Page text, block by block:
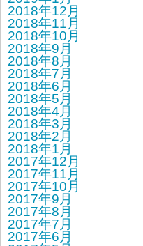
2018年12月
2018年11月
2018年10月
2018年9月
2018年8月
2018年7月
2018年6月
2018年5月
2018年4月
2018年3月
2018年2月
2018年1月
2017年12月
2017年11月
2017年10月
2017年9月
2017年8月
2017年7月
2017年6月